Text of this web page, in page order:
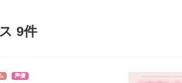
9件
声優